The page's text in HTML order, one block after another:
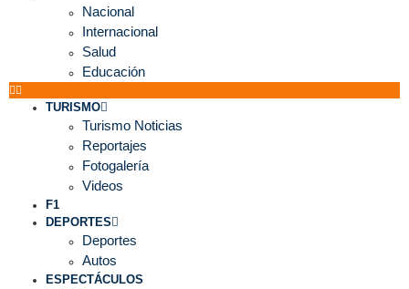
Nacional
Internacional
Salud
Educación
TURISMO
Turismo Noticias
Reportajes
Fotogalería
Videos
F1
DEPORTES
Deportes
Autos
ESPECTÁCULOS